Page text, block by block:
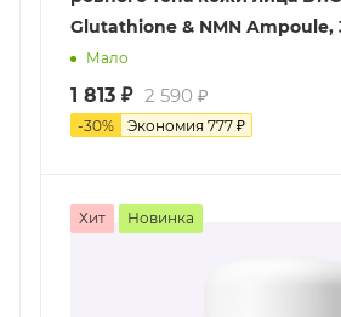
Glutathione & NMN Ampoule,
Мало
1 813 ₽ 2 590 ₽
-30% Экономия 777 ₽
Хит Новинка